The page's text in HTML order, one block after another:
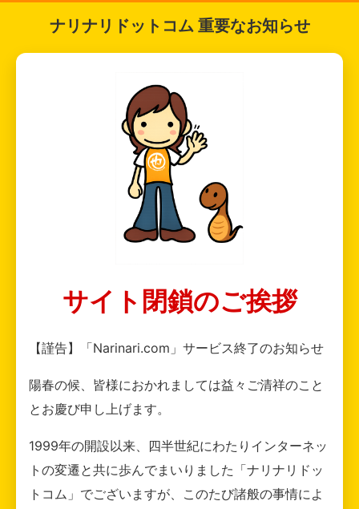
ナリナリドットコム 重要なお知らせ
サイト閉鎖のご挨拶
【謹告】「Narinari.com」サービス終了のお知らせ
陽春の候、皆様におかれましては益々ご清祥のこと
とお慶び申し上げます。
1999年の開設以来、四半世紀にわたりインターネッ
トの変遷と共に歩んでまいりました「ナリナリドッ
トコム」でございますが、このたび諸般の事情によ